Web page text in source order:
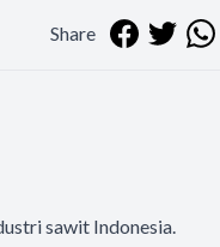
Share
sawit Indonesia.